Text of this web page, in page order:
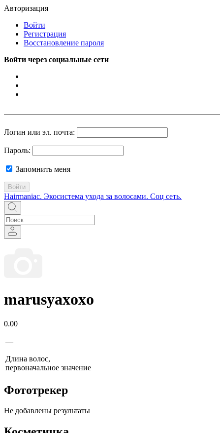
Авторизация
Войти
Регистрация
Восстановление пароля
Войти через социальные сети
Логин или эл. почта:
Пароль:
Запомнить меня
Войти
Hairmaniac. Экосистема ухода за волосами. Соц сеть.
marusyaxoxo
0.00
—
Длина волос,
первоначальное значение
Фототрекер
Не добавлены результаты